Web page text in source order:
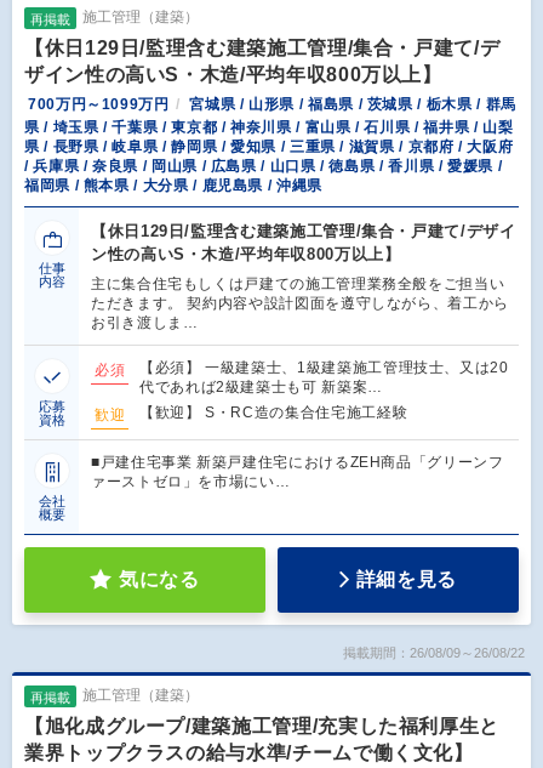
再掲載 施工管理（建築）
【休日129日/監理含む建築施工管理/集合・戸建て/デ
ザイン性の高いS・木造/平均年収800万以上】
700万円～1099万円
宮城県 / 山形県 / 福島県 / 茨城県 / 栃木県 / 群馬
県 / 埼玉県 / 千葉県 / 東京都 / 神奈川県 / 富山県 / 石川県 / 福井県 / 山梨
県 / 長野県 / 岐阜県 / 静岡県 / 愛知県 / 三重県 / 滋賀県 / 京都府 / 大阪府
/ 兵庫県 / 奈良県 / 岡山県 / 広島県 / 山口県 / 徳島県 / 香川県 / 愛媛県 /
福岡県 / 熊本県 / 大分県 / 鹿児島県 / 沖縄県
仕事
内容
【休日129日/監理含む建築施工管理/集合・戸建て/デザイ
ン性の高いS・木造/平均年収800万以上】
主に集合住宅もしくは戸建ての施工管理業務全般をご担当い
ただきます。 契約内容や設計図面を遵守しながら、着工から
お引き渡しま…
応募
資格
必須
【必須】 一級建築士、1級建築施工管理技士、又は20
代であれば2級建築士も可 新築案…
歓迎
【歓迎】 S・RC造の集合住宅施工経験
会社
概要
■戸建住宅事業 新築戸建住宅におけるZEH商品「グリーンフ
ァーストゼロ」を市場にい…
気になる 詳細を見る
掲載期間：26/08/09～26/08/22
再掲載 施工管理（建築）
【旭化成グループ/建築施工管理/充実した福利厚生と
業界トップクラスの給与水準/チームで働く文化】